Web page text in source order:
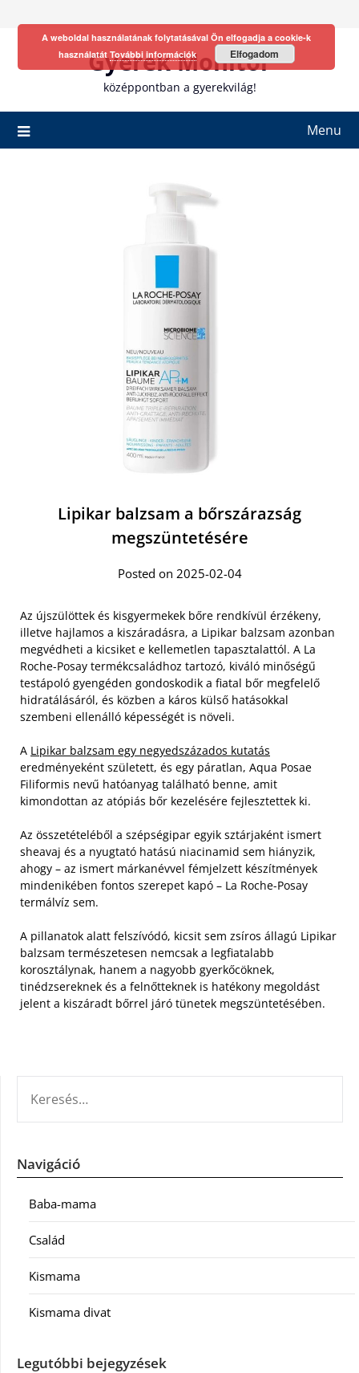
Gyerek Monitor
középpontban a gyerekvilág!
Menu
Lipikar balzsam a bőrszárazság
megszüntetésére
Posted on 2025-02-04
Az újszülöttek és kisgyermekek bőre rendkívül érzékeny,
illetve hajlamos a kiszáradásra, a Lipikar balzsam azonban
megvédheti a kicsiket e kellemetlen tapasztalattól. A La
Roche-Posay termékcsaládhoz tartozó, kiváló minőségű
testápoló gyengéden gondoskodik a fiatal bőr megfelelő
hidratálásáról, és közben a káros külső hatásokkal
szembeni ellenálló képességét is növeli.
A Lipikar balzsam egy negyedszázados kutatás
eredményeként született, és egy páratlan, Aqua Posae
Filiformis nevű hatóanyag található benne, amit
kimondottan az atópiás bőr kezelésére fejlesztettek ki.
Az összetételéből a szépségipar egyik sztárjaként ismert
sheavaj és a nyugtató hatású niacinamid sem hiányzik,
ahogy – az ismert márkanévvel fémjelzett készítmények
mindenikében fontos szerepet kapó – La Roche-Posay
termálvíz sem.
A pillanatok alatt felszívódó, kicsit sem zsíros állagú Lipikar
balzsam természetesen nemcsak a legfiatalabb
korosztálynak, hanem a nagyobb gyerkőcöknek,
tinédzsereknek és a felnőtteknek is hatékony megoldást
jelent a kiszáradt bőrrel járó tünetek megszüntetésében.
Navigáció
Baba-mama
Család
Kismama
Kismama divat
Legutóbbi bejegyzések
A weboldal használatának folytatásával Ön elfogadja a cookie-k
használatát További információk Elfogadom